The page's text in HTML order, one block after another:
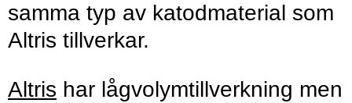
samma typ av katodmaterial som
Altris tillverkar.
Altris har lågvolymtillverkning men